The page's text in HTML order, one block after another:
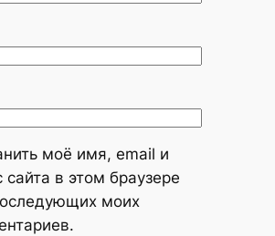
моё имя, email и
сайта в этом браузере
моих